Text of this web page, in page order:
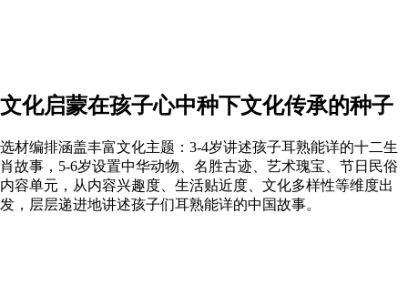
文化启蒙在孩子心中种下文化传承的种子
选材编排涵盖丰富文化主题：3-4岁讲述孩子耳熟能详的十二生
肖故事，5-6岁设置中华动物、名胜古迹、艺术瑰宝、节日民俗
内容单元，从内容兴趣度、生活贴近度、文化多样性等维度出
发，层层递进地讲述孩子们耳熟能详的中国故事。